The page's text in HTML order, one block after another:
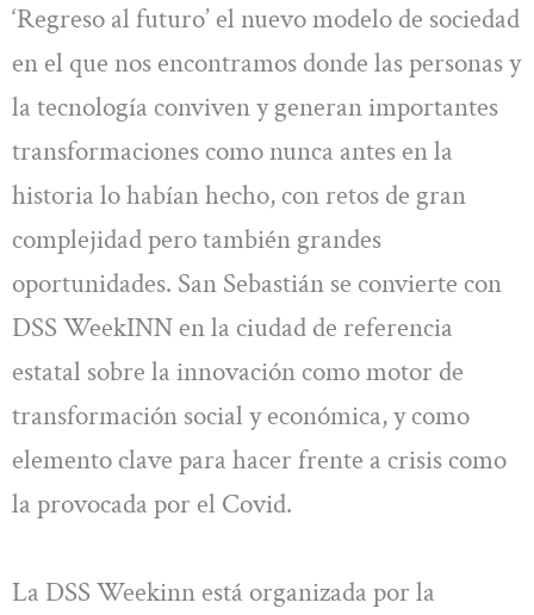
‘Regreso al futuro’ el nuevo modelo de sociedad
en el que nos encontramos donde las personas y
la tecnología conviven y generan importantes
transformaciones como nunca antes en la
historia lo habían hecho, con retos de gran
complejidad pero también grandes
oportunidades. San Sebastián se convierte con
DSS WeekINN en la ciudad de referencia
estatal sobre la innovación como motor de
transformación social y económica, y como
elemento clave para hacer frente a crisis como
la provocada por el Covid.
La DSS Weekinn está organizada por la